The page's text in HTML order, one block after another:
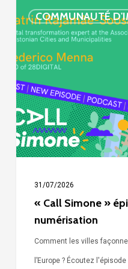
COMMUNAUTÉ
Simone »
épisode
:
villes
et
numérisation
31/07/2026
« Call Simone »
numérisation
Comment les villes
l’Europe ? Écoutez